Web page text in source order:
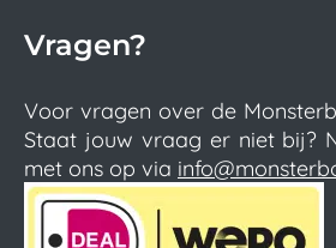
Vragen?
Voor vragen over de
Staat jouw vraag er niet bij?
met ons op via